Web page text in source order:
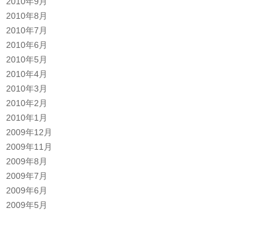
2010年8月
2010年7月
2010年6月
2010年5月
2010年4月
2010年3月
2010年2月
2010年1月
2009年12月
2009年11月
2009年8月
2009年7月
2009年6月
2009年5月